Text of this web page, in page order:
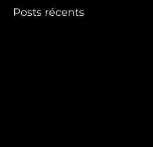
Posts récents